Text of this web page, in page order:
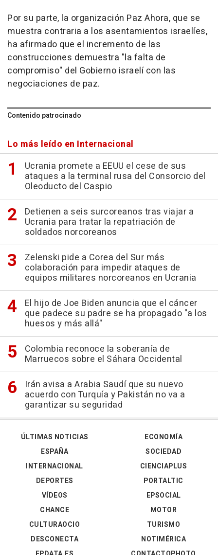
Por su parte, la organización Paz Ahora, que se
muestra contraria a los asentamientos israelíes,
ha afirmado que el incremento de las
construcciones demuestra "la falta de
compromiso" del Gobierno israelí con las
negociaciones de paz.
Contenido patrocinado
Lo más leído en Internacional
Ucrania promete a EEUU el cese de sus
ataques a la terminal rusa del Consorcio del
Oleoducto del Caspio
Detienen a seis surcoreanos tras viajar a
Ucrania para tratar la repatriación de
soldados norcoreanos
Zelenski pide a Corea del Sur más
colaboración para impedir ataques de
equipos militares norcoreanos en Ucrania
El hijo de Joe Biden anuncia que el cáncer
que padece su padre se ha propagado "a los
huesos y más allá"
Colombia reconoce la soberanía de
Marruecos sobre el Sáhara Occidental
Irán avisa a Arabia Saudí que su nuevo
acuerdo con Turquía y Pakistán no va a
garantizar su seguridad
ÚLTIMAS NOTICIAS
ESPAÑA
INTERNACIONAL
DEPORTES
VÍDEOS
ECONOMÍA
SOCIEDAD
CIENCIAPLUS
PORTALTIC
EPSOCIAL
CHANCE
CULTURAOCIO
DESCONECTA
MOTOR
TURISMO
NOTIMÉRICA